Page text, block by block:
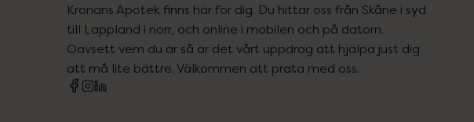
Kronans Apotek finns här för dig. Du hittar oss från Skåne i syd
till Lappland i norr, och online i mobilen och på datorn.
Oavsett vem du är så är det vårt uppdrag att hjälpa just dig
att må lite bättre. Välkommen att prata med oss.